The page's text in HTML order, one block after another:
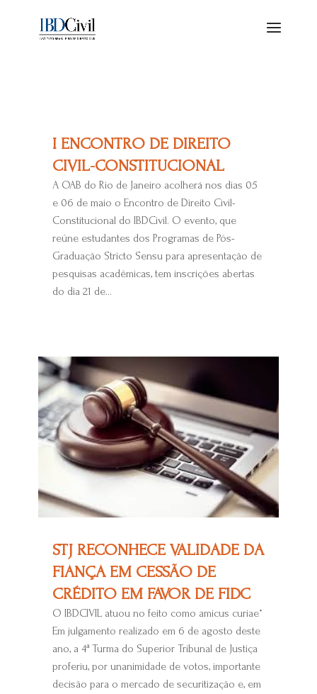
I ENCONTRO DE DIREITO
CIVIL-CONSTITUCIONAL
A OAB do Rio de Janeiro acolherá nos dias 05
e 06 de maio o Encontro de Direito Civil-
Constitucional do IBDCivil. O evento, que
reúne estudantes dos Programas de Pós-
Graduação Stricto Sensu para apresentação de
pesquisas acadêmicas, tem inscrições abertas
do dia 21 de...
STJ RECONHECE VALIDADE DA
FIANÇA EM CESSÃO DE
CRÉDITO EM FAVOR DE FIDC
O IBDCIVIL atuou no feito como amicus curiae*
Em julgamento realizado em 6 de agosto deste
ano, a 4ª Turma do Superior Tribunal de Justiça
proferiu, por unanimidade de votos, importante
decisão para o mercado de securitização e, em